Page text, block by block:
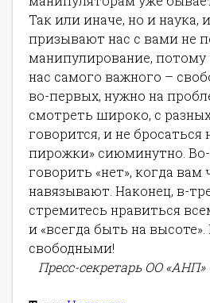
Так или иначе, но и наука,
призывают нас с вами не
манипулирование, потому
нас самого важного –
во-первых, нужно на
смотреть широко, с
говорится, и не бросаться
пирожки» сиюминутно.
говорить «нет», когда вам
навязывают. Наконец, в-
стремитесь нравиться
и «всегда быть на высоте».
свободными!
Пресс-секретарь ОО